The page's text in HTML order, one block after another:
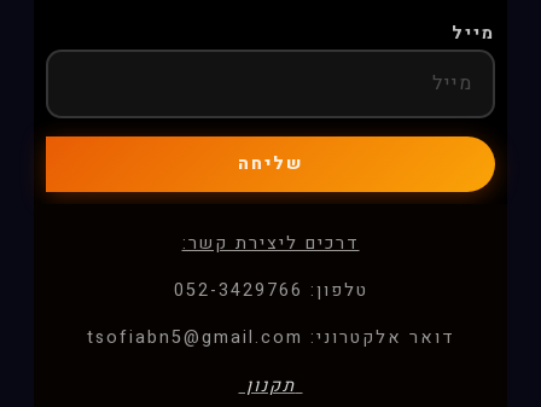
מייל
שליחה
דרכים ליצירת קשר:
טלפון: 052-3429766
דואר אלקטרוני: tsofiabn5@gmail.com
תקנון